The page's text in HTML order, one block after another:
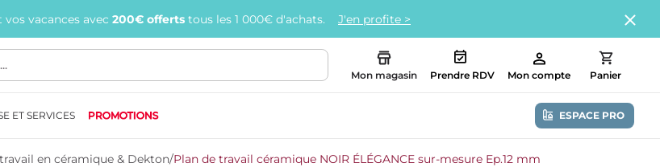
vacances avec 200€ offerts tous les 1 000€ d'achats. J'en profite >
Mon magasin Prendre RDV Mon compte Panier
ET SERVICES PROMOTIONS ESPACE PRO
en céramique & Dekton/Plan de travail céramique NOIR ÉLÉGANCE sur-mesure Ep.12 mm